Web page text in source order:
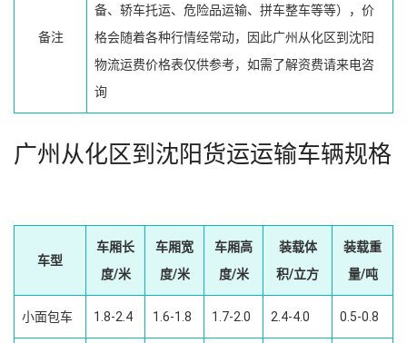
备注
备、轿车托运、危险品运输、拼车整车等等），价
格会随着各种行情经常动，因此广州从化区到沈阳
物流运费价格表仅供参考，如需了解资费请来电咨
询
广州从化区到沈阳货运运输车辆规格
车型
车厢长
度/米
车厢宽
度/米
车厢高
度/米
装载体
积/立方
装载重
量/吨
小面包车 1.8-2.4 1.6-1.8 1.7-2.0 2.4-4.0 0.5-0.8